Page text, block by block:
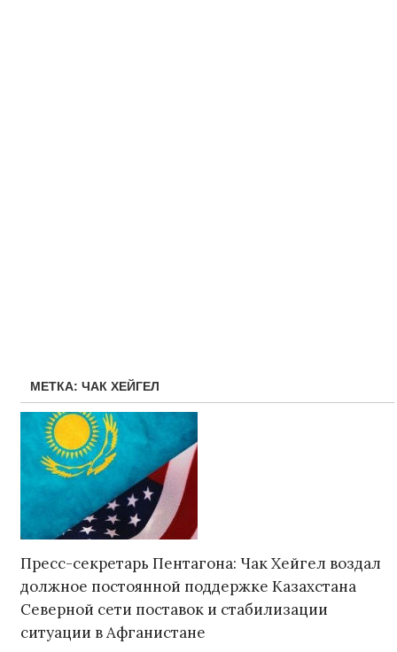
МЕТКА: ЧАК ХЕЙГЕЛ
Пресс-секретарь Пентагона: Чак Хейгел воздал
должное постоянной поддержке Казахстана
Северной сети поставок и стабилизации
ситуации в Афганистане